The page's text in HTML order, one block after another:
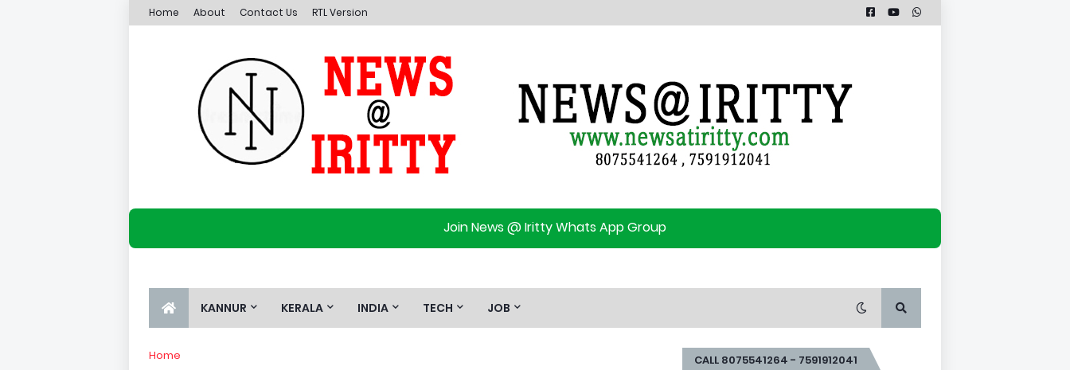
Home About Contact Us RTL Version
Join News @ Iritty Whats App Group
KANNUR KERALA INDIA TECH JOB
Home CALL 8075541264 - 7591912041